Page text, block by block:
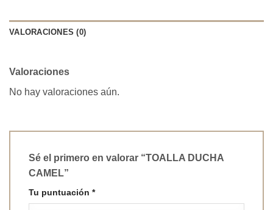
VALORACIONES (0)
Valoraciones
No hay valoraciones aún.
Sé el primero en valorar “TOALLA DUCHA
CAMEL”
Tu puntuación *